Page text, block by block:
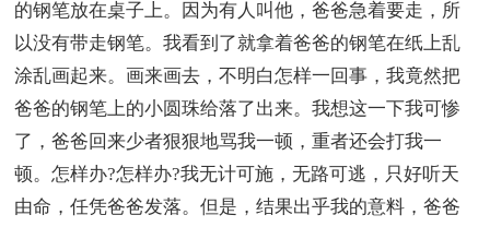
的钢笔放在桌子上。因为有人叫他，爸爸急着要走，所
以没有带走钢笔。我看到了就拿着爸爸的钢笔在纸上乱
涂乱画起来。画来画去，不明白怎样一回事，我竟然把
爸爸的钢笔上的小圆珠给落了出来。我想这一下我可惨
了，爸爸回来少者狠狠地骂我一顿，重者还会打我一
顿。怎样办?怎样办?我无计可施，无路可逃，只好听天
由命，任凭爸爸发落。但是，结果出乎我的意料，爸爸